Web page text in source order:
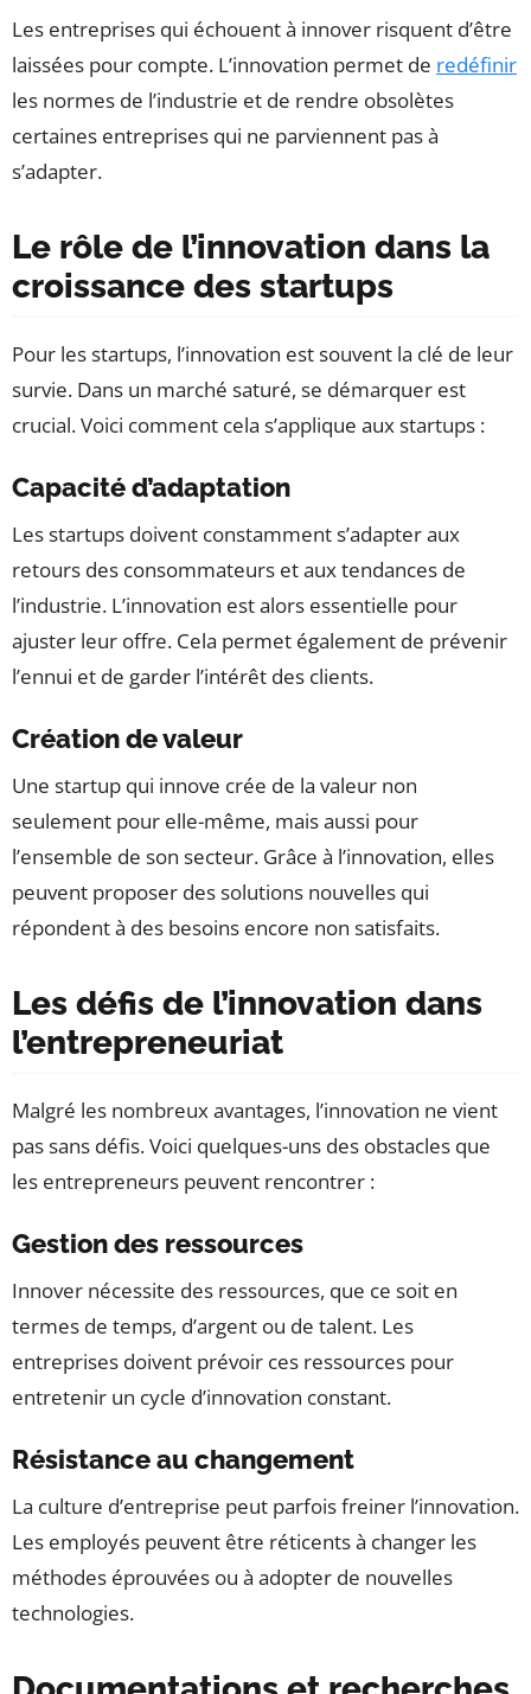
Les entreprises qui échouent à innover risquent d’être
laissées pour compte. L’innovation permet de redéfinir
les normes de l’industrie et de rendre obsolètes
certaines entreprises qui ne parviennent pas à
s’adapter.
Le rôle de l’innovation dans la
croissance des startups
Pour les startups, l’innovation est souvent la clé de leur
survie. Dans un marché saturé, se démarquer est
crucial. Voici comment cela s’applique aux startups :
Capacité d’adaptation
Les startups doivent constamment s’adapter aux
retours des consommateurs et aux tendances de
l’industrie. L’innovation est alors essentielle pour
ajuster leur offre. Cela permet également de prévenir
l’ennui et de garder l’intérêt des clients.
Création de valeur
Une startup qui innove crée de la valeur non
seulement pour elle-même, mais aussi pour
l’ensemble de son secteur. Grâce à l’innovation, elles
peuvent proposer des solutions nouvelles qui
répondent à des besoins encore non satisfaits.
Les défis de l’innovation dans
l’entrepreneuriat
Malgré les nombreux avantages, l’innovation ne vient
pas sans défis. Voici quelques-uns des obstacles que
les entrepreneurs peuvent rencontrer :
Gestion des ressources
Innover nécessite des ressources, que ce soit en
termes de temps, d’argent ou de talent. Les
entreprises doivent prévoir ces ressources pour
entretenir un cycle d’innovation constant.
Résistance au changement
La culture d’entreprise peut parfois freiner l’innovation.
Les employés peuvent être réticents à changer les
méthodes éprouvées ou à adopter de nouvelles
technologies.